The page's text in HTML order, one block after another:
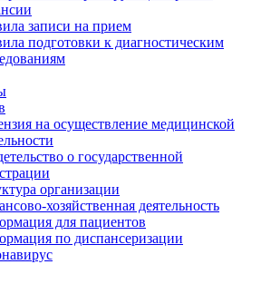
записи на прием
подготовки к диагностическим
на осуществление медицинской
о государственной
организации
хозяйственная деятельность
для пациентов
по диспансеризации